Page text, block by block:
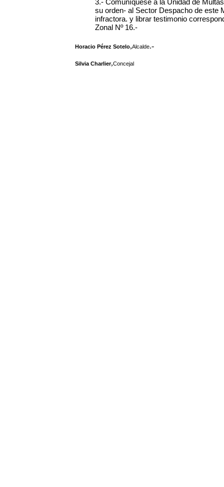
3.- Comuníquese a la Unidad de
su orden- al Sector Despacho de este
infractora. y librar testimonio
Zonal Nº 16.-
Horacio Pérez Sotelo,Alcalde.-
Silvia Charlier,Concejal